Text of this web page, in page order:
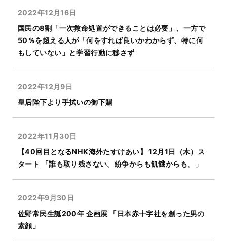
2022年12月16日
国民の8割「一次救命処置ができることは必要」、一方で
50％を超える人が「何をすれば良いかわからず、特に何
もしていない」と学習行動に移さず
2022年12月9日
皇后陛下より手拭いの御下賜
2022年11月30日
【40回目となるNHK海外たすけあい】 12月1日（木）ス
タート 「誰も取り残さない。紛争からも飢餓からも。」
2022年9月30日
佐野常民生誕200年 企画展 「日本赤十字社を創った男の
素顔」